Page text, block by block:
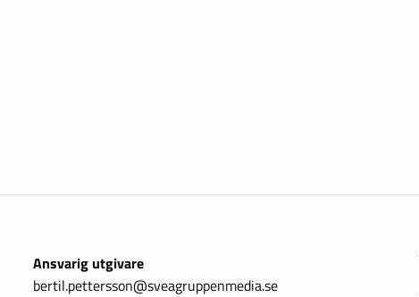
Ansvarig utgivare
bertil.pettersson@sveagruppenmedia.se